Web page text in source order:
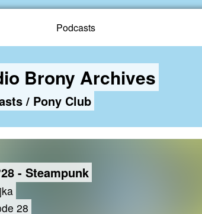
Podcasts
Brony Archives
/ Pony Club
- Steampunk
28